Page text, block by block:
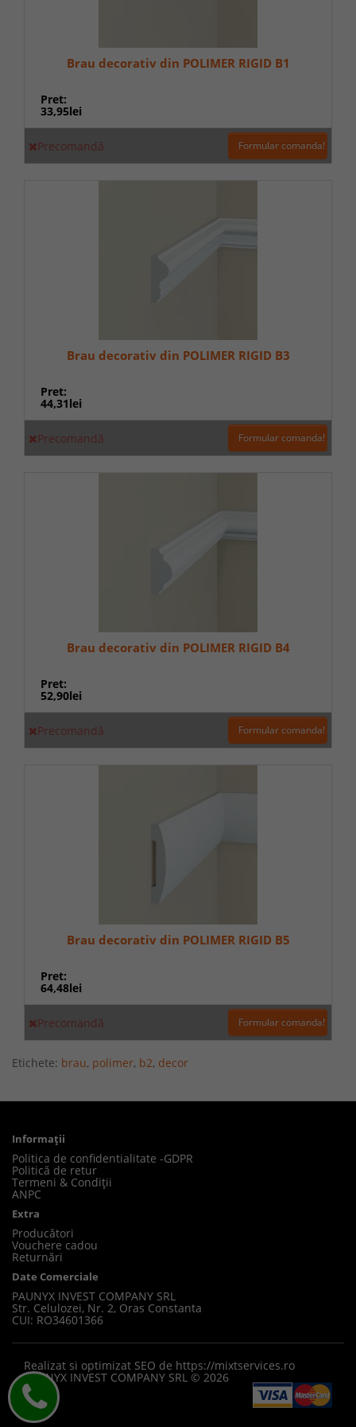
Brau decorativ din POLIMER RIGID B1
Pret:
33,95lei
Precomandă Formular comanda!
Brau decorativ din POLIMER RIGID B3
Pret:
44,31lei
Precomandă Formular comanda!
Brau decorativ din POLIMER RIGID B4
Pret:
52,90lei
Precomandă Formular comanda!
Brau decorativ din POLIMER RIGID B5
Pret:
64,48lei
Precomandă Formular comanda!
Etichete: brau, polimer, b2, decor
Informaţii
Politica de confidentialitate -GDPR
Politică de retur
Termeni & Condiții
ANPC
Extra
Producători
Vouchere cadou
Returnări
Date Comerciale
PAUNYX INVEST COMPANY SRL
Str. Celulozei, Nr. 2, Oras Constanta
CUI: RO34601366
Realizat si optimizat SEO de https://mixtservices.ro
PAUNYX INVEST COMPANY SRL © 2026